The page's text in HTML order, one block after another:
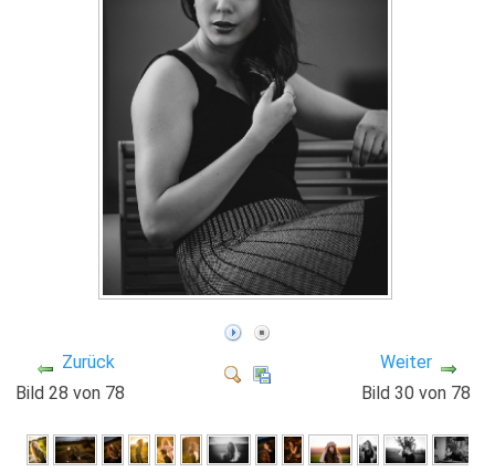
Zurück
Bild 28 von 78
Weiter
Bild 30 von 78